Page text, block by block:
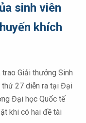
sinh viên
khích
Giải thưởng Sinh
thứ 27 diễn ra tại Đại
Đại học Quốc tế
khi có hai đề tài